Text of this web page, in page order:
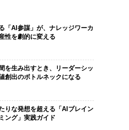
「AI参謀」が、ナレッジワーカ
性を劇的に変える
を生み出すとき、リーダーシッ
創出のボトルネックになる
りな発想を超える「AIブレイン
ング」実践ガイド